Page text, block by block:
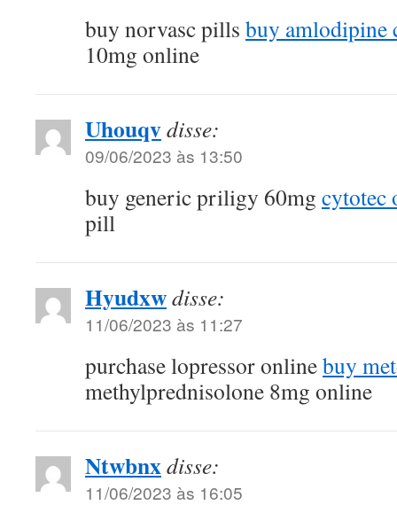
buy norvasc pills buy amlodipine
10mg online
Uhouqvdisse:
09/06/2023 às 13:50
buy generic priligy 60mg cytotec
pill
Hyudxwdisse:
11/06/2023 às 11:27
purchase lopressor onlinebuy
methylprednisolone 8mg online
Ntwbnxdisse:
11/06/2023 às 16:05